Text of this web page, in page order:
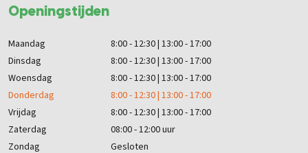
Openingstijden
Maandag
8:00 - 12:30 | 13:00 - 17:00
Dinsdag
8:00 - 12:30 | 13:00 - 17:00
Woensdag
8:00 - 12:30 | 13:00 - 17:00
Donderdag
8:00 - 12:30 | 13:00 - 17:00
Vrijdag
8:00 - 12:30 | 13:00 - 17:00
Zaterdag
08:00 - 12:00 uur
Zondag
Gesloten